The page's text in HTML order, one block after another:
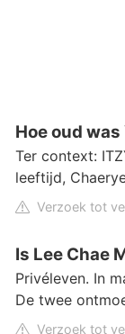
Hoe oud
Ter context:
leeftijd,
Verzoek tot
Is Lee Chae
Privéleven. In
De twee
Verzoek tot